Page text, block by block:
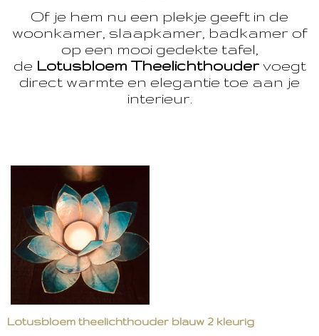
Of je hem nu een plekje geeft in de
woonkamer, slaapkamer, badkamer of
op een mooi gedekte tafel,
de Lotusbloem Theelichthoudervoegt
direct warmte en elegantie toe aan je
interieur.
Lotusbloem theelichthouder blauw 2 kleurig